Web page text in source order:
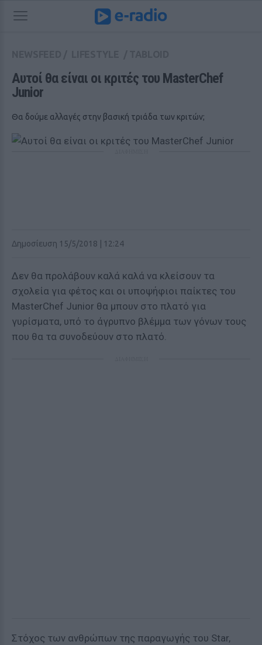
Αυτοί θα είναι οι κριτές του MasterChef
Junior
Θα δούμε αλλαγές στην βασική τριάδα των κριτών;
Δημοσίευση 15/5/2018 | 12:24
Δεν θα προλάβουν καλά καλά να κλείσουν τα
σχολεία για φέτος και οι υποψήφιοι παίκτες του
ΜasterChef Junior θα μπουν στο πλατό για
γυρίσματα, υπό το άγρυπνο βλέμμα των γόνων τους
που θα τα συνοδεύουν στο πλατό.
Στόχος των ανθρώπων της παραγωγής του Star,